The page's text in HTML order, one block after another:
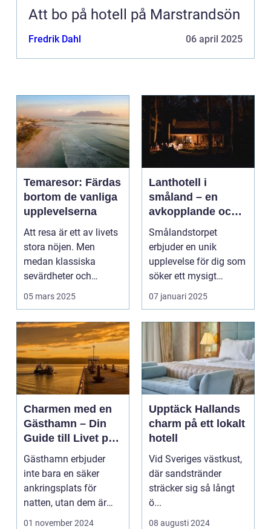
Att bo på hotell på Marstrandsön
Fredrik Dahl 06 april 2025
Temaresor: Färdas
bortom de vanliga
upplevelserna
Att resa är ett av livets
stora nöjen. Men
medan klassiska
sevärdheter och
typiska re...
05 mars 2025
Lanthotell i
småland – en
avkopplande och
hållbar vistelse på
smålandstorpet
Smålandstorpet
erbjuder en unik
upplevelse för dig som
söker ett mysigt
lanthotell i...
07 januari 2025
Charmen med en
Gästhamn – Din
Guide till Livet på
Bryggan
Gästhamn erbjuder
inte bara en säker
ankringsplats för
natten, utan dem är
ocks&...
01 november 2024
Upptäck Hallands
charm på ett lokalt
hotell
Vid Sveriges västkust,
där sandstränder
sträcker sig så långt
ö...
08 augusti 2024